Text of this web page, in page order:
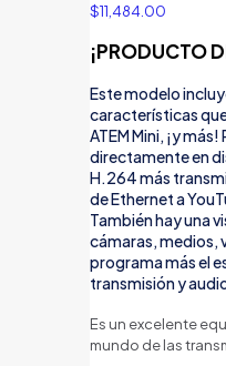
$11,484.00
¡PRODUCTO
Este modelo
características
ATEM Mini, ¡y
directamente en
H.264 más
de Ethernet a
También hay una
cámaras, medios,
programa más el
transmisión y
Es un excelente
mundo de las